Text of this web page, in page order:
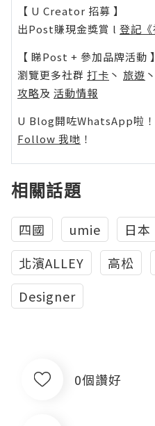
【 U Creator 招募 】
出Post賺現金獎賞 l 登記《
【 睇Post + 參加品牌活動 】
瀏覽更多社群 打卡 丶 旅遊 丶
攻略及 活動情報
U Blog開咗WhatsApp啦！
Follow 我哋 ！
相關話題
四國 umie 日本
北濱ALLEY
高松
Designer
0個讚好